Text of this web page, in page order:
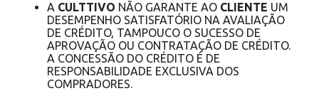
A CULTTIVO NÃO GARANTE AO CLIENTE UM
DESEMPENHO SATISFATÓRIO NA AVALIAÇÃO
DE CRÉDITO, TAMPOUCO O SUCESSO DE
APROVAÇÃO OU CONTRATAÇÃO DE CRÉDITO.
A CONCESSÃO DO CRÉDITO É DE
RESPONSABILIDADE EXCLUSIVA DOS
COMPRADORES.